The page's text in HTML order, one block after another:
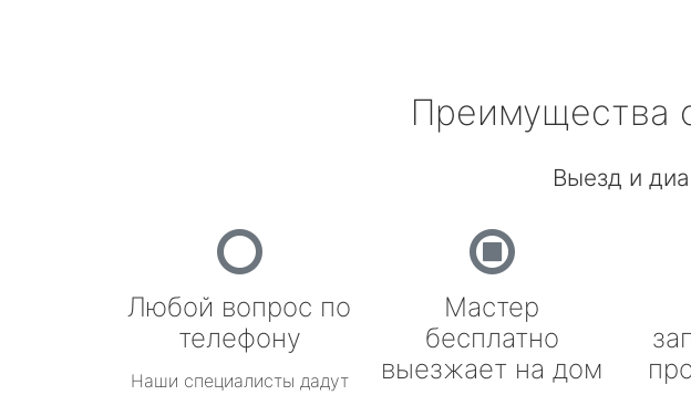
Преимущества
Выезд и
Любой вопрос по
телефону
Наши специалисты дадут
Мастер
бесплатно
выезжает на дом